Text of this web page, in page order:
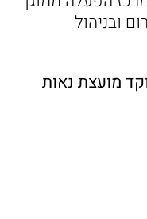
ובניהול
מועצת נאות